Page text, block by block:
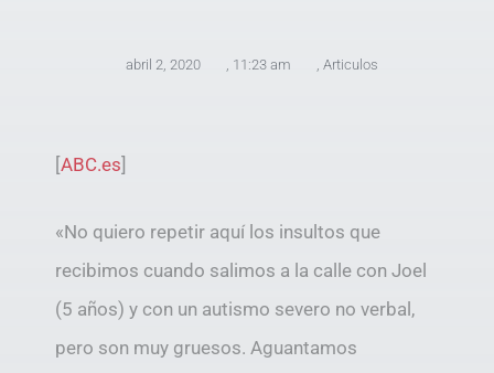
abril 2, 2020 , 11:23 am , Articulos
[ABC.es
«No quiero repetir aquí los insultos que
recibimos cuando salimos a la calle con Joel
(5 años) y con un autismo severo no verbal,
pero son muy gruesos. Aguantamos